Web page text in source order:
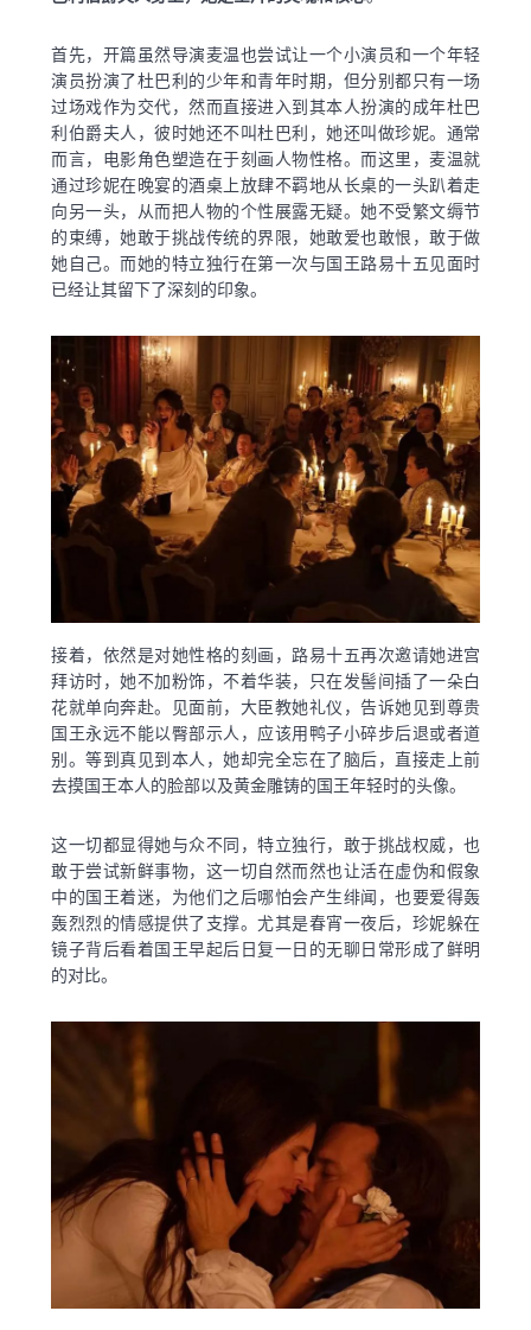
首先，开篇虽然导演麦温也尝试让一个小演员和一个年轻
演员扮演了杜巴利的少年和青年时期，但分别都只有一场
过场戏作为交代，然而直接进入到其本人扮演的成年杜巴
利伯爵夫人，彼时她还不叫杜巴利，她还叫做珍妮。通常
而言，电影角色塑造在于刻画人物性格。而这里，麦温就
通过珍妮在晚宴的酒桌上放肆不羁地从长桌的一头趴着走
向另一头，从而把人物的个性展露无疑。她不受繁文缛节
的束缚，她敢于挑战传统的界限，她敢爱也敢恨，敢于做
她自己。而她的特立独行在第一次与国王路易十五见面时
已经让其留下了深刻的印象。
接着，依然是对她性格的刻画，路易十五再次邀请她进宫
拜访时，她不加粉饰，不着华装，只在发髻间插了一朵白
花就单向奔赴。见面前，大臣教她礼仪，告诉她见到尊贵
国王永远不能以臀部示人，应该用鸭子小碎步后退或者道
别。等到真见到本人，她却完全忘在了脑后，直接走上前
去摸国王本人的脸部以及黄金雕铸的国王年轻时的头像。
这一切都显得她与众不同，特立独行，敢于挑战权威，也
敢于尝试新鲜事物，这一切自然而然也让活在虚伪和假象
中的国王着迷，为他们之后哪怕会产生绯闻，也要爱得轰
轰烈烈的情感提供了支撑。尤其是春宵一夜后，珍妮躲在
镜子背后看着国王早起后日复一日的无聊日常形成了鲜明
的对比。